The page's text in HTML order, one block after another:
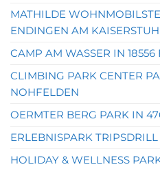
MATHILDE
ENDINGEN AM
CAMP AM WASSER IN 18556
CLIMBING PARK CENTER
NOHFELDEN
OERMTER BERG PARK IN
ERLEBNISPARK
HOLIDAY & WELLNESS